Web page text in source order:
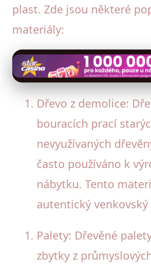
plast. Zde jsou některé
materiály:
Dřevo z demolice:
bouracích prací
nevyužívaných
často používáno k
nábytku. Tento
autentický venkovský
Palety: Dřevěné
zbytky z